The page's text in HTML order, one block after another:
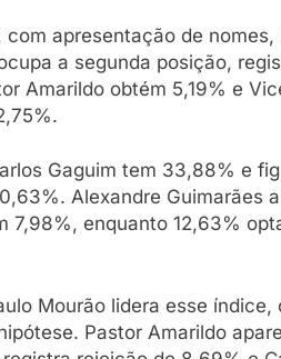
apresentação de nomes,
a segunda posição,
Amarildo obtém 5,19% e
Gaguim tem 33,88% e
Alexandre Guimarães
7,98%, enquanto 12,63%
Mourão lidera esse índice,
Pastor Amarildo